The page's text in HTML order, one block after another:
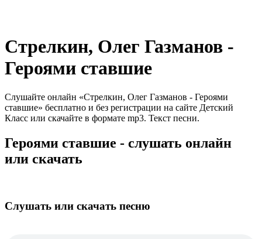
Стрелкин, Олег Газманов -
Героями ставшие
Слушайте онлайн «Стрелкин, Олег Газманов - Героями
ставшие» бесплатно и без регистрации на сайте Детский
Класс или скачайте в формате mp3. Текст песни.
Героями ставшие - слушать онлайн
или скачать
Слушать или скачать песню